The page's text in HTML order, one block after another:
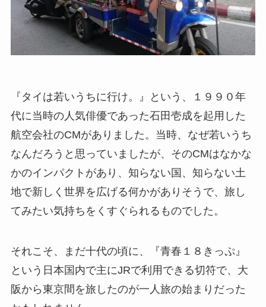
『タイは若いうちに行け。』という、１９９０年
代に当時の人気俳優であった石田壱成を起用した
航空会社のCMがありました。当時、なぜ若いうち
なんだろうと思っていましたが、そのCMはなかな
かのインパクトがあり、知らない国、知らない土
地で新しく世界を広げる何かがありそうで、旅し
てみたい気持ちをくすぐられるものでした。
それこそ、まだ十代の頃に、『青春１８きっぷ』
という日本国内で主にJRで利用できる切符で、大
阪から東京間を旅したのが一人旅の始まりだった